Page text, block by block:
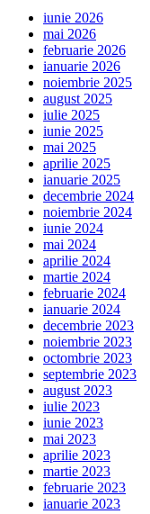
iunie 2026
mai 2026
februarie 2026
ianuarie 2026
noiembrie 2025
august 2025
iulie 2025
iunie 2025
mai 2025
aprilie 2025
ianuarie 2025
decembrie 2024
noiembrie 2024
iunie 2024
mai 2024
aprilie 2024
martie 2024
februarie 2024
ianuarie 2024
decembrie 2023
noiembrie 2023
octombrie 2023
septembrie 2023
august 2023
iulie 2023
iunie 2023
mai 2023
aprilie 2023
martie 2023
februarie 2023
ianuarie 2023